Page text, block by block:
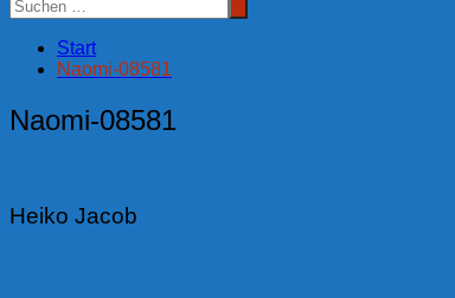
Start
Naomi-08581
Naomi-08581
Heiko Jacob